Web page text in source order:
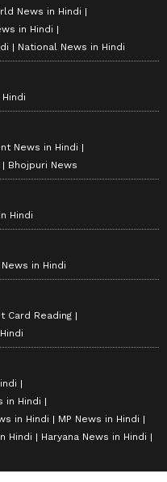
News in Hindi
in Hindi
National News in Hindi
News in Hindi
Bhojpuri News
Hindi
in Hindi
Card Reading
in Hindi
in Hindi
MP News in Hindi
Hindi
Haryana News in Hindi